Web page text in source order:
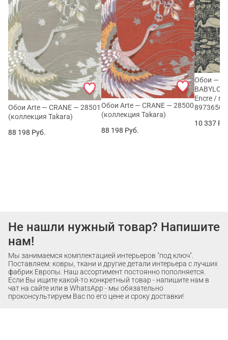
Обои Arte — CRANE — 28501
(коллекция Takara)
88 198 Руб.
Обои Arte — CRANE — 28500
(коллекция Takara)
88 198 Руб.
Обои —
Encre /
10 337
Не нашли нужный товар? Напишите
нам!
Мы занимаемся комплектацией интерьеров "под ключ".
Поставляем: ковры, ткани и другие детали интерьера с лучших
фабрик Европы. Наш ассортимент постоянно пополняется.
Если Вы ищите какой-то конкретный товар - напишите нам в
чат на сайте или в WhatsApp - мы обязательно
проконсультируем Вас по его цене и сроку доставки!